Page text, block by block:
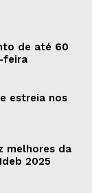
de até 60
feira
estreia nos
melhores da
2025